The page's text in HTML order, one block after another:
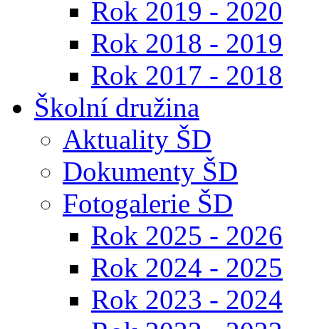
Rok 2019 - 2020
Rok 2018 - 2019
Rok 2017 - 2018
Školní družina
Aktuality ŠD
Dokumenty ŠD
Fotogalerie ŠD
Rok 2025 - 2026
Rok 2024 - 2025
Rok 2023 - 2024